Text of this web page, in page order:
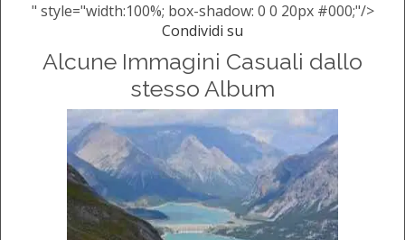
" style="width:100%; box-shadow: 0 0 20px #000;"/>
Condividi su
Alcune Immagini Casuali dallo
stesso Album